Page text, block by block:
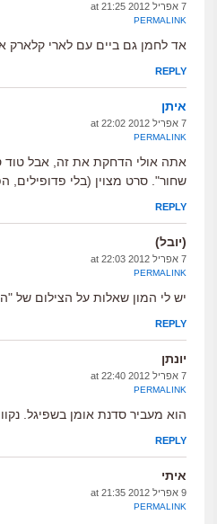
7 אפריל 2012 at 21:25
PERMALINK
אד לחמן גם ביים עם לארי קלארק
REPLY
איתן
7 אפריל 2012 at 22:02
PERMALINK
אתה אולי הדחקת את זה, אבל טוד
שחור". סרט מצוין (בלי פדופילים,
REPLY
(יובל)
7 אפריל 2012 at 22:03
PERMALINK
יש לי המון שאלות על הצילום של
REPLY
יונתן
7 אפריל 2012 at 22:40
PERMALINK
הוא מעביר סדנת אומן בשפיגל.
REPLY
איתי
9 אפריל 2012 at 21:35
PERMALINK